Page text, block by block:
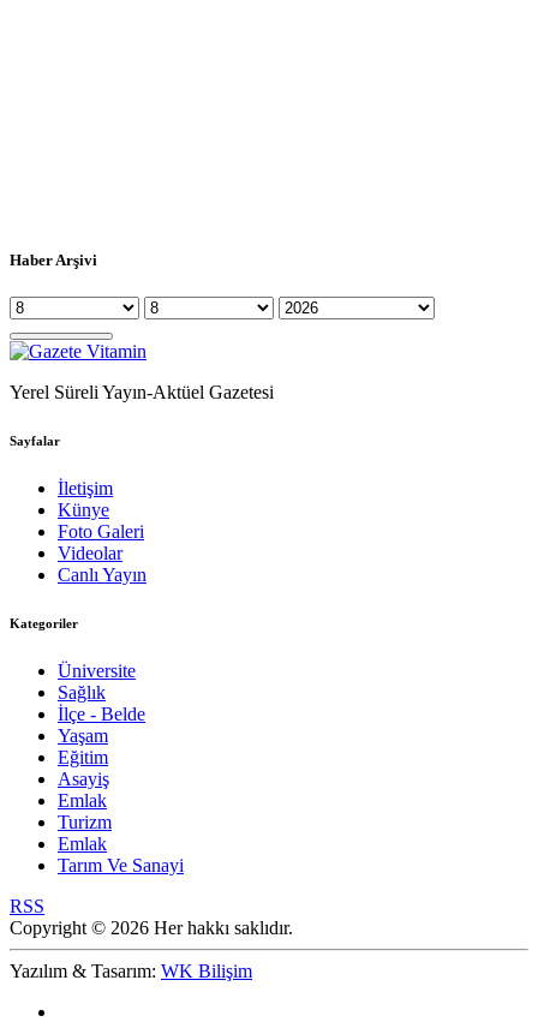
Haber Arşivi
Yerel Süreli Yayın-Aktüel Gazetesi
Sayfalar
İletişim
Künye
Foto Galeri
Videolar
Canlı Yayın
Kategoriler
Üniversite
Sağlık
İlçe - Belde
Yaşam
Eğitim
Asayiş
Emlak
Turizm
Emlak
Tarım Ve Sanayi
RSS
Copyright © 2026 Her hakkı saklıdır.
Yazılım & Tasarım: WK Bilişim